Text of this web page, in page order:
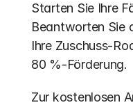
Starten Sie Ihre
Beantworten Sie
Ihre Zuschuss-
80 %-Förderung.
Zur kostenlosen